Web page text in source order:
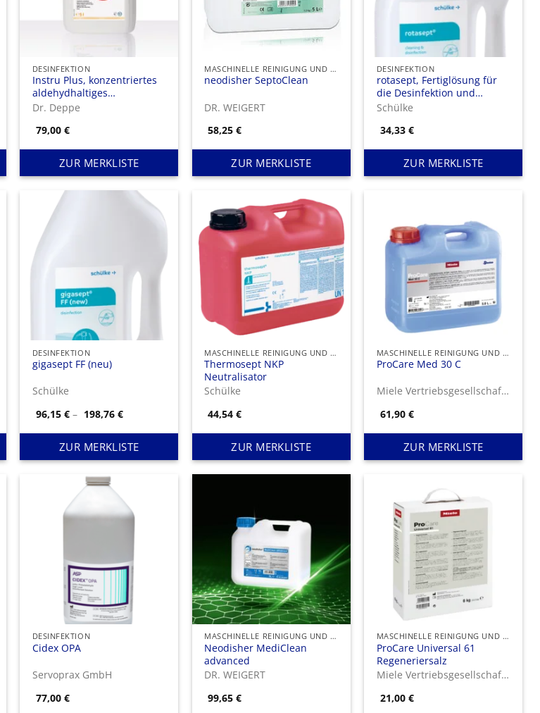
DESINFEKTION
Instru Plus, konzentriertes
aldehydhaltiges
Desinfektionsmittel für die
Dr. Deppe
79,00 €
ZUR MERKLISTE
MASCHINELLE REINIGUNG UND DESINFEKTION
neodisher SeptoClean
DR. WEIGERT
58,25€
ZUR MERKLISTE
DESINFEKTION
rotasept, Fertiglösung für
die Desinfektion und
Reinigung rotierender
Schülke
34,33 €
ZUR MERKLISTE
DESINFEKTION
gigasept FF (neu)
Schülke
96,15 € – 198,76 €Preisspanne:
bis
198,76 €
ZUR MERKLISTE
MASCHINELLE REINIGUNG UND DESINFEKTION
Thermosept NKP
Neutralisator
Schülke
44,54€
ZUR MERKLISTE
MASCHINELLE REINIGUNG UND DESINFEKTION
ProCare Med 30 C
Miele Vertriebsgesellschaft Deutschland KG
61,90 €
ZUR MERKLISTE
DESINFEKTION
Cidex OPA
Servoprax GmbH
77,00 €
MASCHINELLE REINIGUNG UND DESINFEKTION
Neodisher MediClean
advanced
DR. WEIGERT
99,65€
MASCHINELLE REINIGUNG UND DESINFEKTION
ProCare Universal 61
Regeneriersalz
Miele Vertriebsgesellschaft Deutschland KG
21,00 €